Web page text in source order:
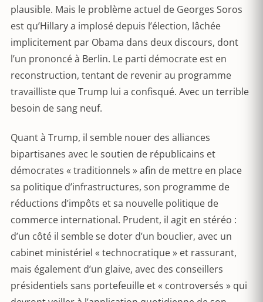
plausible. Mais le problème actuel de Georges Soros
est qu’Hillary a implosé depuis l’élection, lâchée
implicitement par Obama dans deux discours, dont
l’un prononcé à Berlin. Le parti démocrate est en
reconstruction, tentant de revenir au programme
travailliste que Trump lui a confisqué. Avec un terrible
besoin de sang neuf.
Quant à Trump, il semble nouer des alliances
bipartisanes avec le soutien de républicains et
démocrates « traditionnels » afin de mettre en place
sa politique d’infrastructures, son programme de
réductions d’impôts et sa nouvelle politique de
commerce international. Prudent, il agit en stéréo :
d’un côté il semble se doter d’un bouclier, avec un
cabinet ministériel « technocratique » et rassurant,
mais également d’un glaive, avec des conseillers
présidentiels sans portefeuille et « controversés » qui